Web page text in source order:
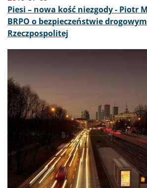
Piesi – nowa kość niezgody - Piotr
BRPO o bezpieczeństwie
Rzeczpospolitej